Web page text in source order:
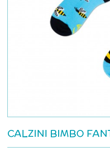
CALZINI BIMBO